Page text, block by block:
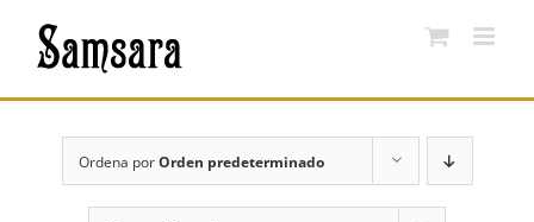
contenido
Ordena porOrden predeterminado